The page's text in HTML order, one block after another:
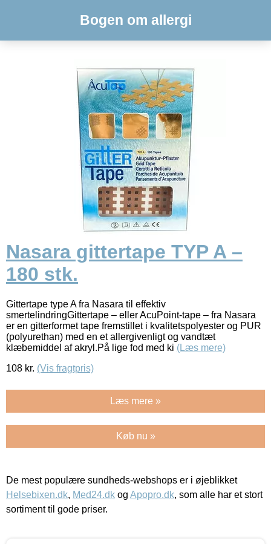
Bogen om allergi
Nasara gittertape TYP A –
180 stk.
Gittertape type A fra Nasara til effektiv
smertelindringGittertape – eller AcuPoint-tape – fra Nasara
er en gitterformet tape fremstillet i kvalitetspolyester og PUR
(polyurethan) med en et allergivenligt og vandtæt
klæbemiddel af akryl.På lige fod med ki (Læs mere)
108 kr. (Vis fragtpris)
Læs mere »
Køb nu »
De mest populære sundheds-webshops er i øjeblikket
Helsebixen.dk, Med24.dk og Apopro.dk, som alle har et stort
sortiment til gode priser.